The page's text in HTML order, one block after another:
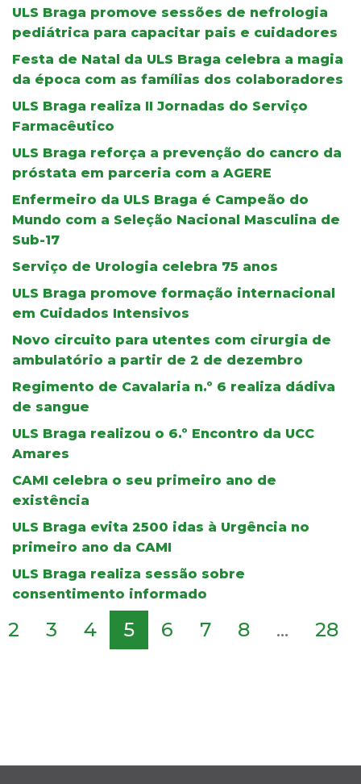
ULS Braga promove sessões de nefrologia
pediátrica para capacitar pais e cuidadores
Festa de Natal da ULS Braga celebra a magia
da época com as famílias dos colaboradores
ULS Braga realiza II Jornadas do Serviço
Farmacêutico
ULS Braga reforça a prevenção do cancro da
próstata em parceria com a AGERE
Enfermeiro da ULS Braga é Campeão do
Mundo com a Seleção Nacional Masculina de
Sub-17
Serviço de Urologia celebra 75 anos
ULS Braga promove formação internacional
em Cuidados Intensivos
Novo circuito para utentes com cirurgia de
ambulatório a partir de 2 de dezembro
Regimento de Cavalaria n.º 6 realiza dádiva
de sangue
ULS Braga realizou o 6.º Encontro da UCC
Amares
CAMI celebra o seu primeiro ano de
existência
ULS Braga evita 2500 idas à Urgência no
primeiro ano da CAMI
ULS Braga realiza sessão sobre
consentimento informado
2 3 4 5 6 7 8 ... 28